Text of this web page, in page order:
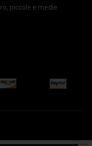
piccole e medie